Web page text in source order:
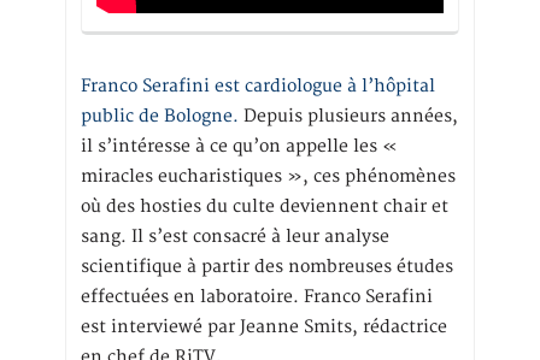
Franco Serafini est cardiologue à l’hôpital
public de Bologne. Depuis plusieurs années,
il s’intéresse à ce qu’on appelle les «
miracles eucharistiques », ces phénomènes
où des hosties du culte deviennent chair et
sang. Il s’est consacré à leur analyse
scientifique à partir des nombreuses études
effectuées en laboratoire. Franco Serafini
est interviewé par Jeanne Smits, rédactrice